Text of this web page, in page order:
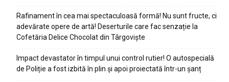
Rafinament în cea mai spectaculoasă formă! Nu sunt fructe, ci
adevărate opere de artă! Deserturile care fac senzație la
Cofetăria Delice Chocolat din Târgoviște
Impact devastator în timpul unui control rutier! O autospecială
de Poliție a fost izbită în plin și apoi proiectată într-un șanț